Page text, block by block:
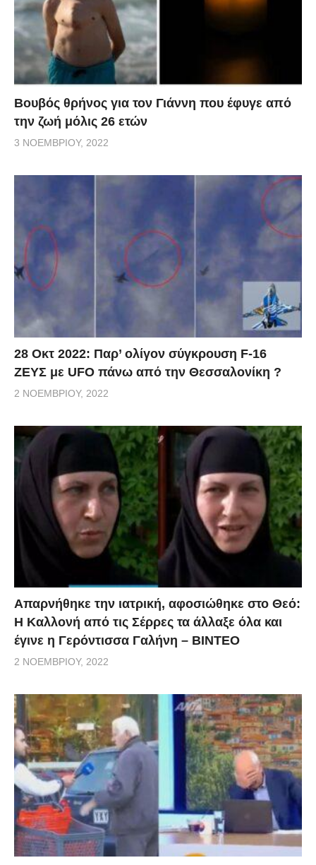
Βουβός θρήνος για τον Γιάννη που έφυγε από
την ζωή μόλις 26 ετών
3 ΝΟΕΜΒΡΊΟΥ, 2022
28 Οκτ 2022: Παρ’ ολίγον σύγκρουση F-16
ΖΕΥΣ με UFO πάνω από την Θεσσαλονίκη ?
2 ΝΟΕΜΒΡΊΟΥ, 2022
Απαρνήθηκε την ιατρική, αφοσιώθηκε στο Θεό:
Η Καλλονή από τις Σέρρες τα άλλαξε όλα και
έγινε η Γερόντισσα Γαλήνη – ΒΙΝΤΕΟ
2 ΝΟΕΜΒΡΊΟΥ, 2022